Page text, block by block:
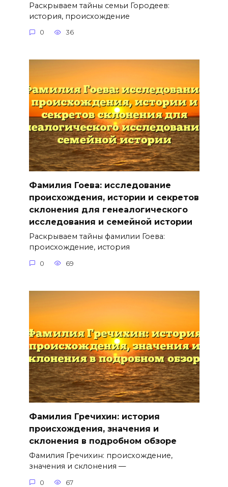
Раскрываем тайны семьи Городеев:
история, происхождение
0 36
Фамилия Гоева: исследование
происхождения, истории и секретов
склонения для генеалогического
исследования и семейной истории
Раскрываем тайны фамилии Гоева:
происхождение, история
0 69
Фамилия Гречихин: история
происхождения, значения и
склонения в подробном обзоре
Фамилия Гречихин: происхождение,
значения и склонения —
0 67